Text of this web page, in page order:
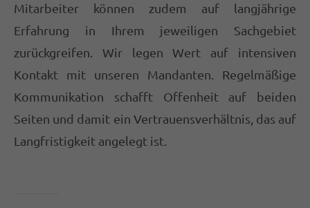
Aenean commodo ligula eget dolor. Aenean
massa. Cum sociis natoque penatibus et
magnis dis parturient montes, nascetur
ridiculus mus. Donec quam felis, ultricies
nec.
Mitarbeiter können zudem auf langjährige
Erfahrung in Ihrem jeweiligen Sachgebiet
zurückgreifen. Wir legen Wert auf intensiven
Kontakt mit unseren Mandanten. Regelmäßige
Kommunikation schafft Offenheit auf beiden
Seiten und damit ein Vertrauensverhältnis, das auf
Langfristigkeit angelegt ist.